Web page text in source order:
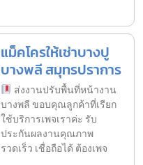
แม็คโครให้เช่าบางปู
บางพลี สมุทรปราการ
ส่งงานปรับพื้นที่หน้างาน
บางพลี ขอบคุณลูกค้าที่เรียก
ใช้บริการเพจเราค่ะ รับ
ประกันผลงานคุณภาพ
รวดเร็ว เชื่อถือได้ ต้องเพจ